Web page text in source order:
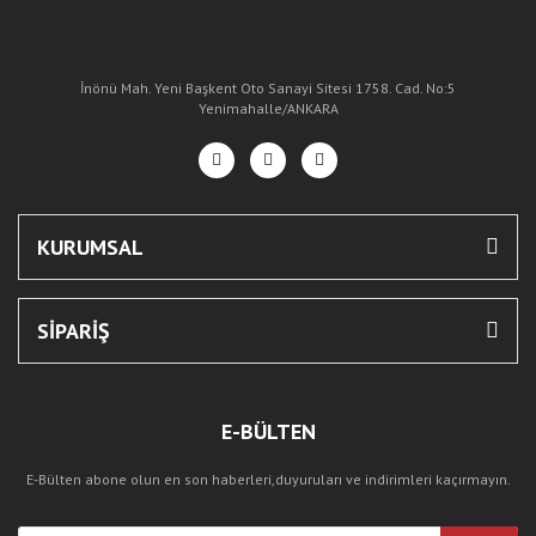
İnönü Mah. Yeni Başkent Oto Sanayi Sitesi 1758. Cad. No:5
Yenimahalle/ANKARA
KURUMSAL
SİPARİŞ
E-BÜLTEN
E-Bülten abone olun en son haberleri,duyuruları ve indirimleri kaçırmayın.